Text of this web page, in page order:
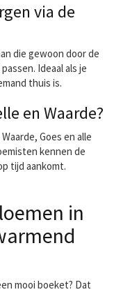
via de
die gewoon door de
Ideaal als je
thuis is.
en Waarde?
Goes en alle
kennen de
tijd aankomt.
in
mooi boeket? Dat